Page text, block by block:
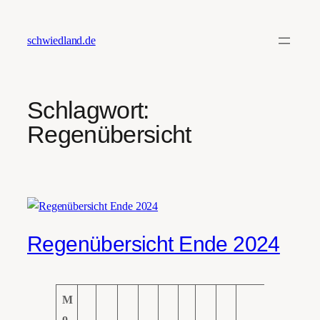
schwiedland.de
Schlagwort:
Regenübersicht
Regenübersicht Ende 2024
M